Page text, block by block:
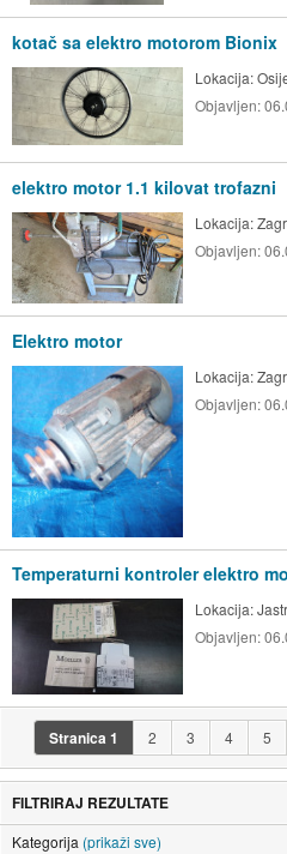
kotač sa elektro motorom Bionix
Lokacija:
Objavljen:
elektro motor 1.1 kilovat trofazni
Lokacija:
Objavljen:
Elektro motor
Lokacija:
Objavljen:
Temperaturni kontroler elektro
Lokacija:
Objavljen:
Stranica1 2 3 4 5
FILTRIRAJ REZULTATE
Kategorija (prikaži sve)